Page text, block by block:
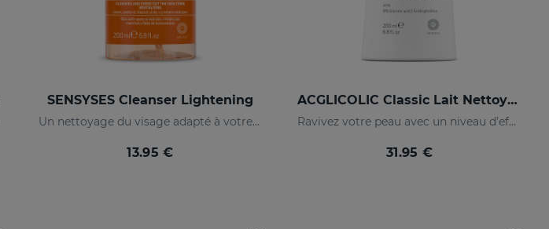
SENSYSES Cleanser Lightening
Un nettoyage du visage adapté à votre peau
13.95 €
ACGLICOLIC Classic Lait Nettoyant
Ravivez votre peau avec un niveau d’efficacité jamais égalé
31.95 €